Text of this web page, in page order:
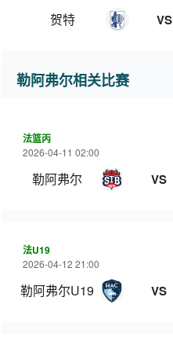
贺特 VS
勒阿弗尔相关比赛
法篮丙
2026-04-11 02:00
勒阿弗尔 VS
法U19
2026-04-12 21:00
勒阿弗尔U19 VS